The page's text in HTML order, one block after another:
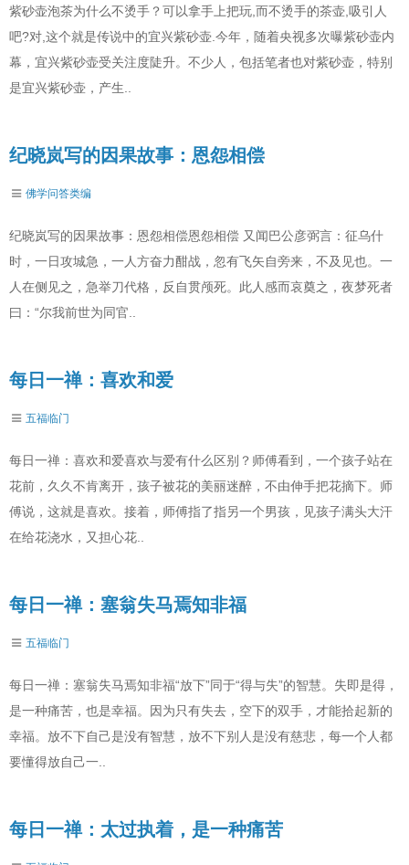
紫砂壶泡茶为什么不烫手？可以拿手上把玩,而不烫手的茶壶,吸引人
吧?对,这个就是传说中的宜兴紫砂壶.今年，随着央视多次曝紫砂壶内
幕，宜兴紫砂壶受关注度陡升。不少人，包括笔者也对紫砂壶，特别
是宜兴紫砂壶，产生..
纪晓岚写的因果故事：恩怨相偿
佛学问答类编
纪晓岚写的因果故事：恩怨相偿恩怨相偿 又闻巴公彦弼言：征乌什
时，一日攻城急，一人方奋力酣战，忽有飞矢自旁来，不及见也。一
人在侧见之，急举刀代格，反自贯颅死。此人感而哀奠之，夜梦死者
曰：“尔我前世为同官..
每日一禅：喜欢和爱
五福临门
每日一禅：喜欢和爱喜欢与爱有什么区别？师傅看到，一个孩子站在
花前，久久不肯离开，孩子被花的美丽迷醉，不由伸手把花摘下。师
傅说，这就是喜欢。接着，师傅指了指另一个男孩，见孩子满头大汗
在给花浇水，又担心花..
每日一禅：塞翁失马焉知非福
五福临门
每日一禅：塞翁失马焉知非福“放下”同于“得与失”的智慧。失即是得，
是一种痛苦，也是幸福。因为只有失去，空下的双手，才能拾起新的
幸福。放不下自己是没有智慧，放不下别人是没有慈悲，每一个人都
要懂得放自己一..
每日一禅：太过执着，是一种痛苦